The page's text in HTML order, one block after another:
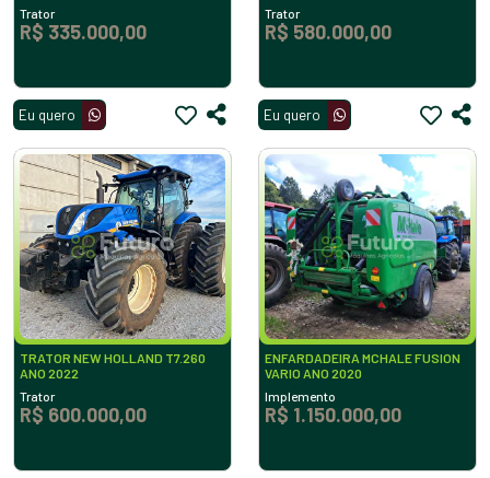
Trator
R$ 335.000,00
Eu quero
Trator
R$ 580.000,00
Eu quero
TRATOR NEW HOLLAND T7.260
ANO 2022
Trator
R$ 600.000,00
ENFARDADEIRA MCHALE FUSION
VARIO ANO 2020
Implemento
R$ 1.150.000,00